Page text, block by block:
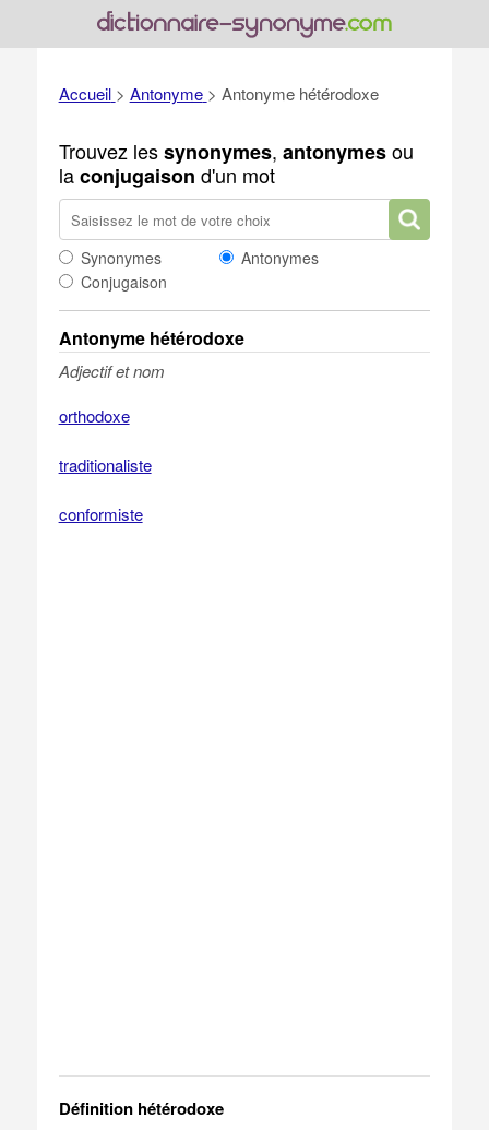
Accueil > Antonyme > Antonyme hétérodoxe
Trouvez lessynonymes, antonymesou
laconjugaison d'un mot
Synonymes
Antonymes
Conjugaison
Antonyme hétérodoxe
Adjectif et nom
orthodoxe
traditionaliste
conformiste
Définition hétérodoxe